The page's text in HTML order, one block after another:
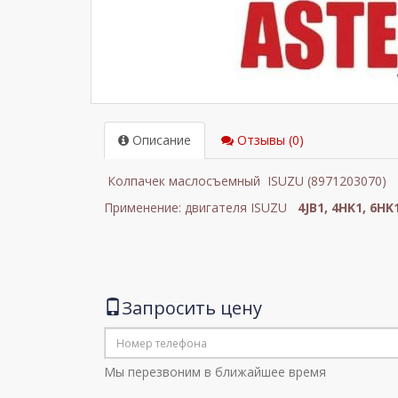
Описание Отзывы (0)
Колпачек маслосъемный ISUZU (8971203070)
Применение: двигателя ISUZU
4JB1, 4HK1,
Запросить цену
Мы перезвоним в ближайшее время